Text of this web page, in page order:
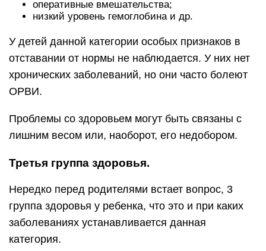
оперативные вмешательства;
низкий уровень гемоглобина и др.
У детей данной категории особых признаков в
отставании от нормы не наблюдается. У них нет
хронических заболеваний, но они часто болеют
ОРВИ.
Проблемы со здоровьем могут быть связаны с
лишним весом или, наоборот, его недобором.
Третья группа здоровья.
Нередко перед родителями встает вопрос, 3
группа здоровья у ребенка, что это и при каких
заболеваниях устанавливается данная
категория.